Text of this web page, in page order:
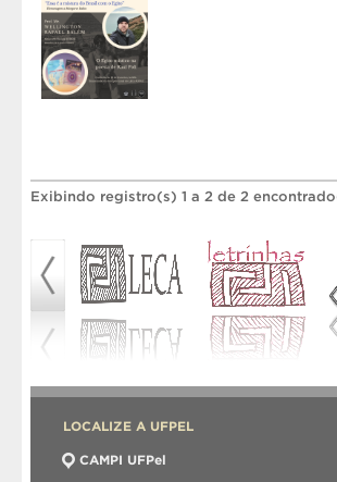
Exibindo registro(s) 1 a 2 de 2
LOCALIZE A UFPEL
CAMPI UFPel